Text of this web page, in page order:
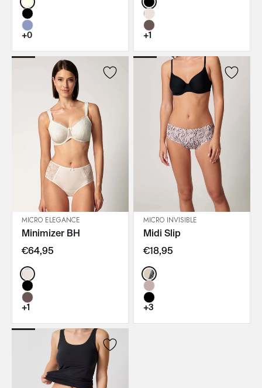
+0 +1
IN DEN WARENKORB
MICRO ELEGANCE
Minimizer BH
€64,95
Color:
+1
IN DEN WARENKORB
MICRO INVISIBLE
Midi Slip
€18,95
Color:
+3